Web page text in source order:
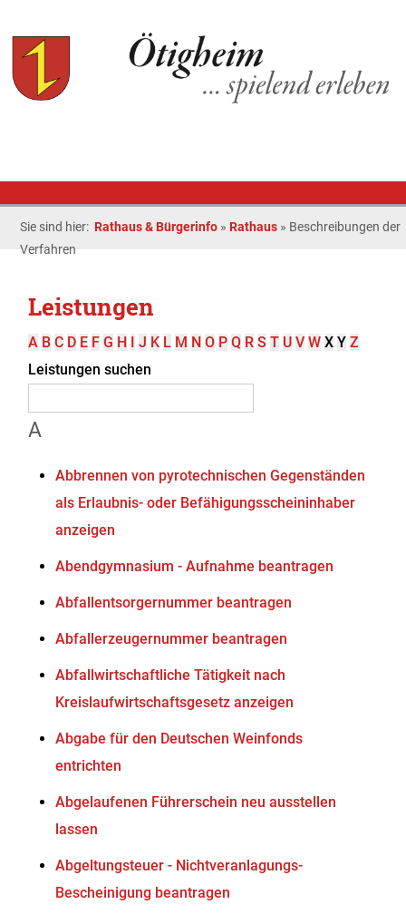
Sie sind hier: Rathaus & Bürgerinfo » Rathaus » Beschreibungen der
Verfahren
Leistungen
A B C D E F G H I J K L M N O P Q R S T U V W X Y Z
Leistungen suchen
A
Abbrennen von pyrotechnischen Gegenständen
als Erlaubnis- oder Befähigungsscheininhaber
anzeigen
Abendgymnasium - Aufnahme beantragen
Abfallentsorgernummer beantragen
Abfallerzeugernummer beantragen
Abfallwirtschaftliche Tätigkeit nach
Kreislaufwirtschaftsgesetz anzeigen
Abgabe für den Deutschen Weinfonds
entrichten
Abgelaufenen Führerschein neu ausstellen
lassen
Abgeltungsteuer - Nichtveranlagungs-
Bescheinigung beantragen